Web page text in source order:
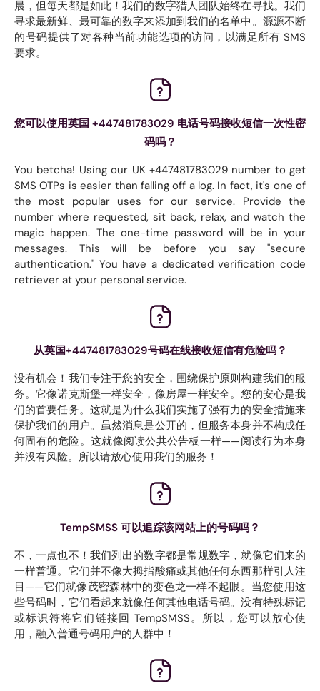
晨，但每天都是如此！我们的数字猎人团队始终在寻找。我们
寻求最新鲜、最可靠的数字来添加到我们的名单中。源源不断
的号码提供了对各种当前功能选项的访问，以满足所有 SMS
要求。
您可以使用英国 +447481783029 电话号码接收短信一次性密
码吗？
You betcha! Using our UK +447481783029 number to get
SMS OTPs is easier than falling off a log. In fact, it's one of
the most popular uses for our service. Provide the
number where requested, sit back, relax, and watch the
magic happen. The one-time password will be in your
messages. This will be before you say "secure
authentication." You have a dedicated verification code
retriever at your personal service.
从英国+447481783029号码在线接收短信有危险吗？
没有机会！我们专注于您的安全，围绕保护原则构建我们的服
务。它像诺克斯堡一样安全，像房屋一样安全。您的安心是我
们的首要任务。这就是为什么我们实施了强有力的安全措施来
保护我们的用户。虽然消息是公开的，但服务本身并不构成任
何固有的危险。这就像阅读公共公告板一样——阅读行为本身
并没有风险。所以请放心使用我们的服务！
TempSMSS 可以追踪该网站上的号码吗？
不，一点也不！我们列出的数字都是常规数字，就像它们来的
一样普通。它们并不像大拇指酸痛或其他任何东西那样引人注
目——它们就像茂密森林中的变色龙一样不起眼。当您使用这
些号码时，它们看起来就像任何其他电话号码。没有特殊标记
或标识符将它们链接回 TempSMSS。所以，您可以放心使
用，融入普通号码用户的人群中！